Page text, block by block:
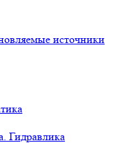
источники
Гидравлика